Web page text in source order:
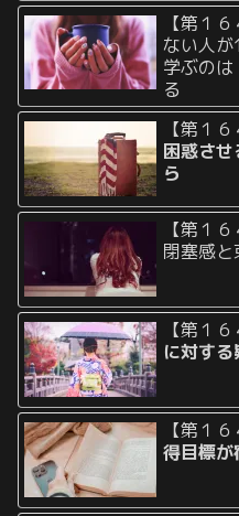
【第１
ない人
学ぶの
る
【第１６
困惑さ
ら
【第１
閉塞感
【第１
に対する
【第１６
得目標が